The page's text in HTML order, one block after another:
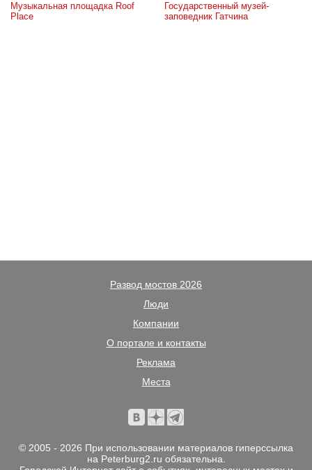
Музыкальная площадка Roof
Place
Государственный музей-
заповедник Гатчина
Развод мостов 2026
Люди
Компании
О портале и контакты
Реклама
Места
© 2005 - 2026 При использовании материалов гиперссылка
на Peterburg2.ru обязательна.